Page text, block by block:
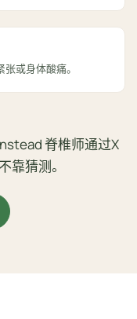
或身体酸痛。
脊椎师通过X
靠猜测。